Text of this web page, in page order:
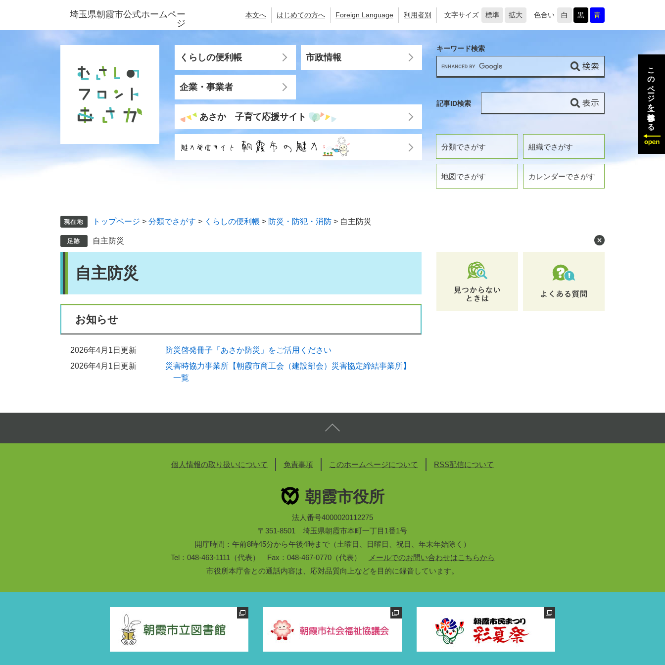
ジ
ュ
埼玉県朝霞市公式ホームペー
ジ
本文へ はじめての方へ Foreign Language 利用者別 文字サイズ 標準 拡大 色合い 白 黒 青
くらしの便利帳 市政情報
企業・事業者
あさか 子育て応援サイト
分類でさがす 組織でさがす
地図でさがす カレンダーでさがす
キーワード検索
記事ID検索
トップページ > 分類でさがす > くらしの便利帳 > 防災・防犯・消防 > 自主防災
自主防災
自主防災
お知らせ
2026年4月1日更新
防災啓発冊子「あさか防災」をご活用ください
2026年4月1日更新
災害時協力事業所【朝霞市商工会（建設部会）災害協定締結事業所】
一覧
個人情報の取り扱いについて 免責事項 このホームページについて RSS配信について
朝霞市役所
法人番号4000020112275
〒351-8501 埼玉県朝霞市本町一丁目1番1号
開庁時間：午前8時45分から午後4時まで（土曜日、日曜日、祝日、年末年始除く）
Tel：048-463-1111（代表） Fax：048-467-0770（代表）
メールでのお問い合わせはこちらから
市役所本庁舎との通話内容は、応対品質向上などを目的に録音しています。
このページを一時保存する